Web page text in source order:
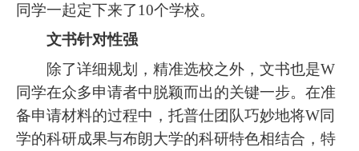
同学一起定下来了10个学校。
文书针对性强
除了详细规划，精准选校之外，文书也是W
同学在众多申请者中脱颖而出的关键一步。在准
备申请材料的过程中，托普仕团队巧妙地将W同
学的科研成果与布朗大学的科研特色相结合，特